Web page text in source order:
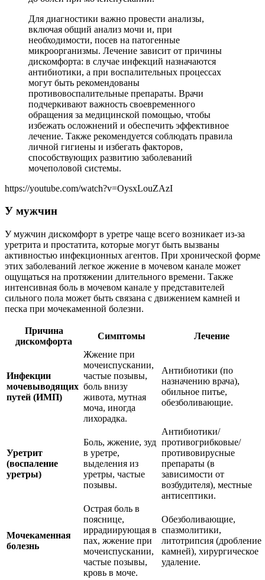
Для диагностики важно провести анализы,
включая общий анализ мочи и, при
необходимости, посев на патогенные
микроорганизмы. Лечение зависит от причины
дискомфорта: в случае инфекций назначаются
антибиотики, а при воспалительных процессах
могут быть рекомендованы
противовоспалительные препараты. Врачи
подчеркивают важность своевременного
обращения за медицинской помощью, чтобы
избежать осложнений и обеспечить эффективное
лечение. Также рекомендуется соблюдать правила
личной гигиены и избегать факторов,
способствующих развитию заболеваний
мочеполовой системы.
https://youtube.com/watch?v=OysxLouZAzI
У мужчин
У мужчин дискомфорт в уретре чаще всего возникает из-за
уретрита и простатита, которые могут быть вызваны
активностью инфекционных агентов. При хронической форме
этих заболеваний легкое жжение в мочевом канале может
ощущаться на протяжении длительного времени. Также
интенсивная боль в мочевом канале у представителей
сильного пола может быть связана с движением камней и
песка при мочекаменной болезни.
Причина
дискомфорта
Симптомы Лечение
Инфекции
мочевыводящих
путей (ИМП)
Жжение при
мочеиспускании,
частые позывы,
боль внизу
живота, мутная
моча, иногда
лихорадка.
Антибиотики (по
назначению врача),
обильное питье,
обезболивающие.
Уретрит
(воспаление
уретры)
Боль, жжение, зуд
в уретре,
выделения из
уретры, частые
позывы.
Антибиотики/
противогрибковые/
противовирусные
препараты (в
зависимости от
возбудителя), местные
антисептики.
Мочекаменная
болезнь
Острая боль в
пояснице,
иррадиирующая в
пах, жжение при
мочеиспускании,
частые позывы,
кровь в моче.
Обезболивающие,
спазмолитики,
литотрипсия (дробление
камней), хирургическое
удаление.